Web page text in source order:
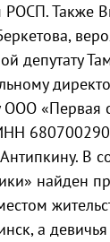
Также
депутату
«Первая
В
найден
а